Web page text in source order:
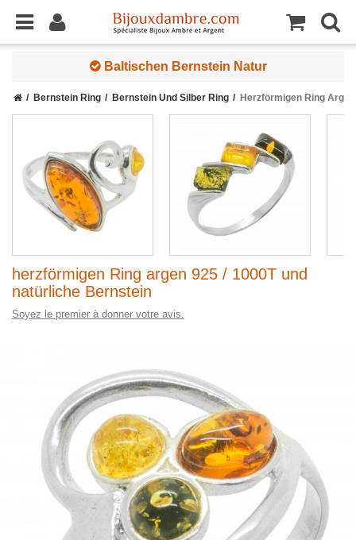
Baltischen Bernstein Natur
Bernstein Ring Bernstein Und Silber Ring Herzförmigen Ring
herzförmigen Ring argen 925 / 1000T und
natürliche Bernstein
Soyez le premier à donner votre avis.